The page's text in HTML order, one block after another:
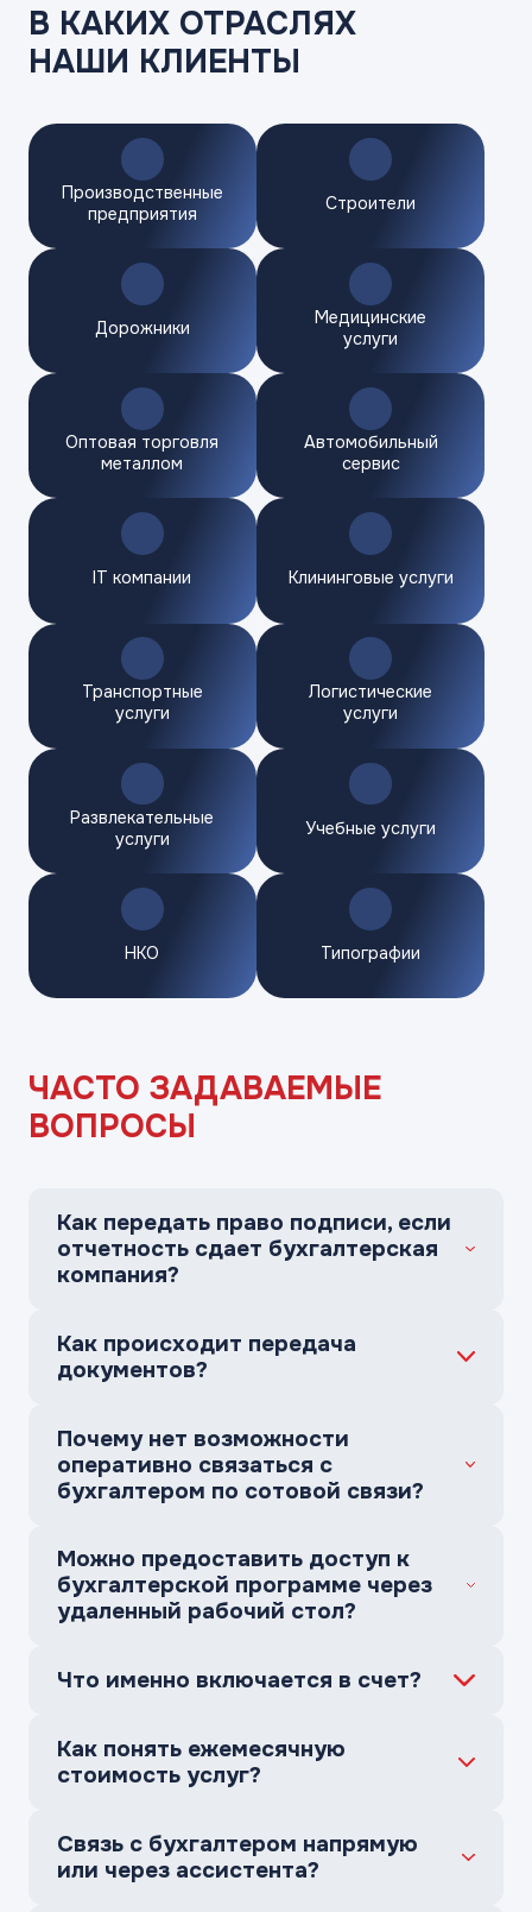
В КАКИХ ОТРАСЛЯХ
НАШИ КЛИЕНТЫ
Производственные
предприятия
Строители
Дорожники
Медицинские
услуги
Оптовая торговля
металлом
Автомобильный
сервис
IT компании Клининговые услуги
Транспортные
услуги
Логистические
услуги
Развлекательные
услуги
Учебные услуги
НКО Типографии
ЧАСТО ЗАДАВАЕМЫЕ
ВОПРОСЫ
Как передать право подписи, если
отчетность сдает бухгалтерская
компания?
Как происходит передача
документов?
Почему нет возможности
оперативно связаться с
бухгалтером по сотовой связи?
Можно предоставить доступ к
бухгалтерской программе через
удаленный рабочий стол?
Что именно включается в счет?
Как понять ежемесячную
стоимость услуг?
Связь с бухгалтером напрямую
или через ассистента?